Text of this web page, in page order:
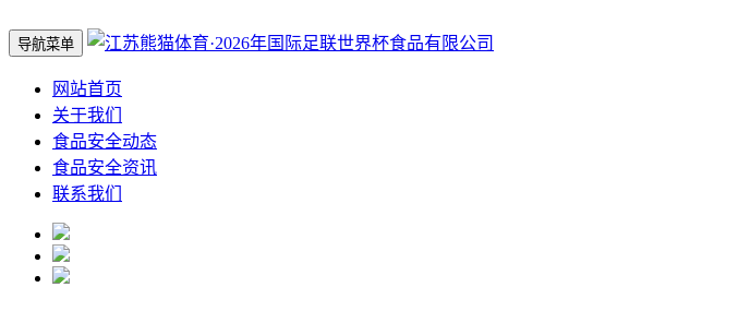
导航菜单
网站首页
关于我们
食品安全动态
食品安全资讯
联系我们